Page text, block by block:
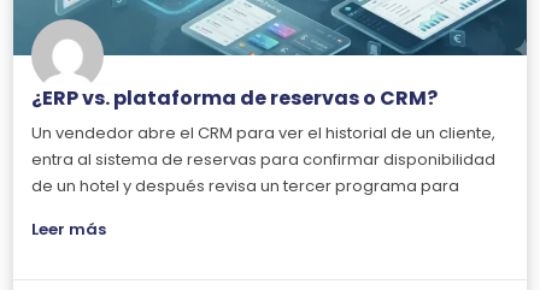
¿ERP vs. plataforma de reservas o CRM?
Un vendedor abre el CRM para ver el historial de un cliente,
entra al sistema de reservas para confirmar disponibilidad
de un hotel y después revisa un tercer programa para
Leer más